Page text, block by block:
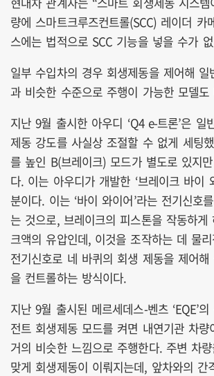
량에 스마트크루즈컨트롤(SCC) 레이더 카
스에는 법적으로 SCC 기능을 넣을 수가
일부 수입차의 경우 회생제동을 제어해
과 비슷한 수준으로 주행이 가능한 모델
지난 9월 출시한 아우디 ‘Q4 e-트론’은 일
제동 강도를 사실상 조절할 수 없게 세팅
를 높인 B(브레이크) 모드가 별도로 있지
다. 이는 아우디가 개발한 ‘브레이크 바이
분이다. 이는 ‘바이 와이어’라는 전기신호
는 것으로, 브레이크의 피스톤을 작동하게
크액의 유압인데, 이것을 조작하는 데 물
전기신호로 네 바퀴의 회생 제동을 제어
을 컨트롤하는 방식이다.
지난 9월 출시된 메르세데스-벤츠 ‘EQE’
전트 회생제동 모드를 켜면 내연기관 차
거의 비슷한 느낌으로 주행한다. 주변 차
맞게 회생제동이 이뤄지는데, 앞차와의 간